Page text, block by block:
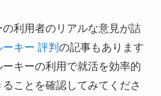
利用者のリアルな意見が詰
キー 評判 の記事もあります
キーの利用で就活を効率的
ことを確認してみてくださ